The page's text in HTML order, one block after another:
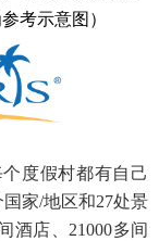
考示意图 ）
度假村都有自己
家/地区和27处景
酒店、21000多间